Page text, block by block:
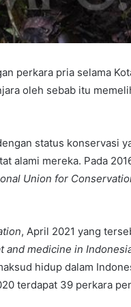
perkara pria selama
oleh sebab itu
status konservasi
alami mereka. Pada
Union for
, April 2021 yang
and medicine in
hidup dalam
terdapat 39 perkara